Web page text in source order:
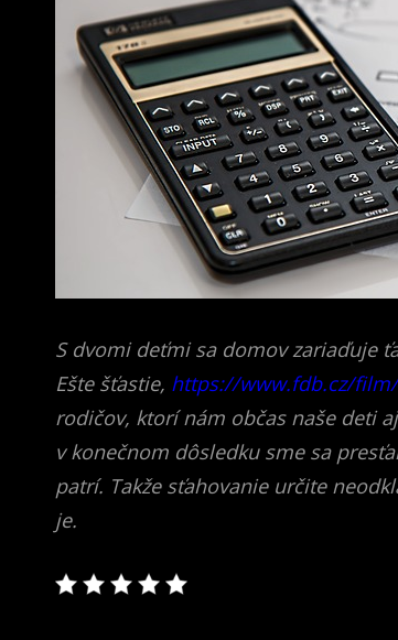
S dvomi deťmi sa domov zariaďuje
Ešte šťastie, https://www.fdb.cz/
rodičov, ktorí nám občas naše deti
v konečnom dôsledku sme sa
patrí. Takže sťahovanie určite
je.